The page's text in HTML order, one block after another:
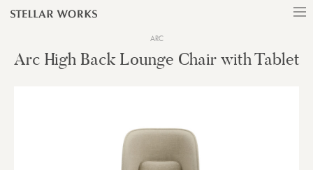
ARC
Arc High Back Lounge Chair with Tablet